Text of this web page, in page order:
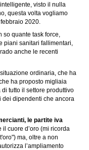
visto il nulla
questa volta vogliamo
2020.
so quante task force,
piani sanitari fallimentari,
anche le recenti
ordinaria, che ha
ha proposto migliaia
tutto il settore produttivo
dei dipendenti che ancora
le partite iva
cuore d’oro (mi ricorda
ma, oltre a non
l’ampliamento